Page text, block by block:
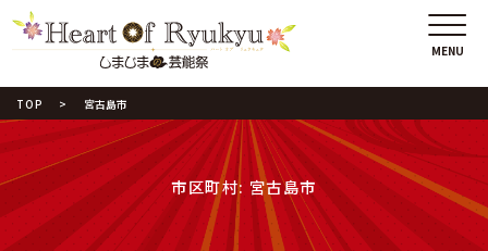
TOP 宮古島市
市区町村:宮古島市